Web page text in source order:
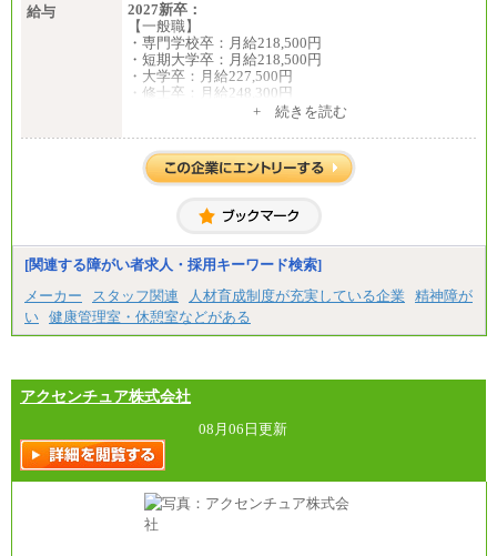
給与
2027新卒：
【一般職】
・専門学校卒：月給218,500円
・短期大学卒：月給218,500円
・大学卒：月給227,500円
・修士卒：月給248,300円
・博士卒：月給257,300円
【総合職】
・大学卒：月給253,500円
・修士卒：月給261,500円
※2025年度実績
※試用期間3か月中も給与に変更はございません
中途：
全職種共通
最低月給200,000円以上
※試用期間中も給与に変更はございません
+ 続きを読む
[関連する障がい者求人・採用キーワード検索]
メーカー
スタッフ関連 人材育成制度が充実している企業
精神障が
い 健康管理室・休憩室などがある
アクセンチュア株式会社
08月06日更新